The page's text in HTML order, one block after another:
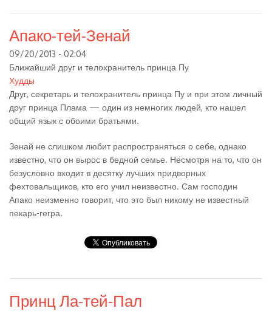
Апако-тей-Зенай
09/20/2013 - 02:04
Ближайший друг и телохранитель принца Пу
Худды
Друг, секретарь и телохранитель принца Пу и при этом личный
друг принца Плама — один из немногих людей, кто нашел
общий язык с обоими братьями.
Зенай не слишком любит распространяться о себе, однако
известно, что он вырос в бедной семье. Несмотря на то, что он
безусловно входит в десятку лучших придворных
фехтовальщиков, кто его учил неизвестно. Сам господин
Апако неизменно говорит, что это был никому не известный
пекарь-гегра.
Принц Ла-тей-Пал